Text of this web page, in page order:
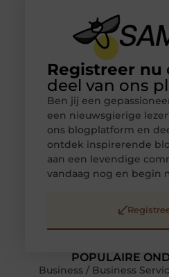
POPULAIRE
Business / Business
Registreer nu
deel van ons
Ben jij een
een nieuwsgierige
ons blogplatform en
ontdek inspirerende
aan een levendige
vandaag nog en begin